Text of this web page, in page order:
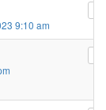
9:10 am